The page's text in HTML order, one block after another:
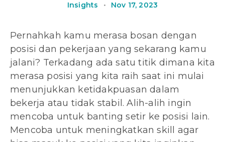
Insights • Nov 17, 2023
Pernahkah kamu merasa bosan dengan
posisi dan pekerjaan yang sekarang kamu
jalani? Terkadang ada satu titik dimana kita
merasa posisi yang kita raih saat ini mulai
menunjukkan ketidakpuasan dalam
bekerja atau tidak stabil. Alih-alih ingin
mencoba untuk banting setir ke posisi lain.
Mencoba untuk meningkatkan skill agar